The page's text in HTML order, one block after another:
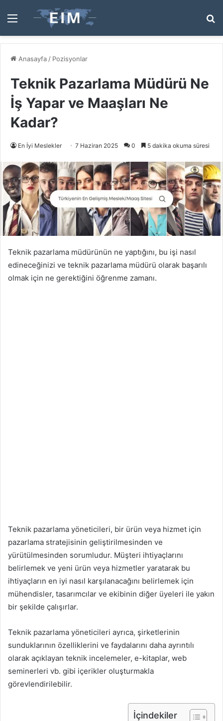
Menü
...
Anasayfa / Pozisyonlar
Teknik Pazarlama Müdürü Ne
İş Yapar ve Maaşları Ne
Kadar?
En İyi Meslekler 7 Haziran 2025 0 5 dakika okuma süresi
Teknik pazarlama müdürünün ne yaptığını, bu işi nasıl
edineceğinizi ve teknik pazarlama müdürü olarak başarılı
olmak için ne gerektiğini öğrenme zamanı.
Teknik pazarlama yöneticileri, bir ürün veya hizmet için
pazarlama stratejisinin geliştirilmesinden ve
yürütülmesinden sorumludur. Müşteri ihtiyaçlarını
belirlemek ve yeni ürün veya hizmetler yaratarak bu
ihtiyaçların en iyi nasıl karşılanacağını belirlemek için
mühendisler, tasarımcılar ve ekibinin diğer üyeleri ile yakın
bir şekilde çalışırlar.
Teknik pazarlama yöneticileri ayrıca, şirketlerinin
sunduklarının özelliklerini ve faydalarını daha ayrıntılı
olarak açıklayan teknik incelemeler, e-kitaplar, web
seminerleri vb. gibi içerikler oluşturmakla
görevlendirilebilir.
İçindekiler